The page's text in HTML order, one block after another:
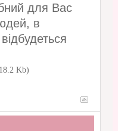
для Вас
в
Kb)